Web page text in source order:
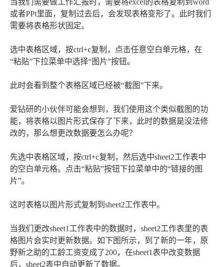
当我们需要做工作汇报时，需要将excel的表格复制到word
或者PPt里面，复制过去后，会发现表格变形了。此时我们
需要将表格形状固定。
选中表格区域，按ctrl+c复制，点击任意空白单元格，在
“粘贴”下拉菜单中选择“图片”按钮。
此时会看到整个表格区域已经被“截图”下来。
爱钻研的小伙伴可能会想到，我们使用这个类似截图的功
能，将表格以图片形式保存了下来，此时的数据是没法修
改的，那么想更改数据要怎么办呢？
先选中表格区域，按ctrl+c复制，然后选中sheet2工作表中
的空白单元格。点击“粘贴”按钮下拉菜单中的“链接的图
片”。
这时表格以图片形式复制到sheet2工作表中。
当我们更改sheet1工作表中的数据时，sheet2工作表里的表
格图片会实时更新数据。如下图所示，到了新的一年，原
野新之助的工龄工资变成了200，在sheet1表中改变数据
后，sheet2表中自动更新了数据。